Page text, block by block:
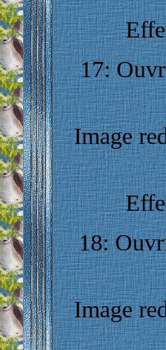
17:
Image
18:
Image